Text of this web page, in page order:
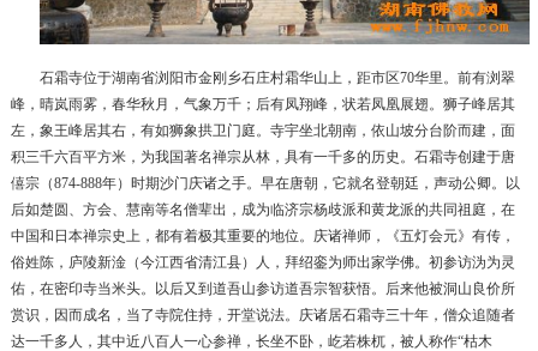
石霜寺位于湖南省浏阳市金刚乡石庄村霜华山上，距市区70华里。前有浏翠
峰，晴岚雨雾，春华秋月，气象万千；后有凤翔峰，状若凤凰展翅。狮子峰居其
左，象王峰居其右，有如狮象拱卫门庭。寺宇坐北朝南，依山坡分台阶而建，面
积三千六百平方米，为我国著名禅宗从林，具有一千多的历史。石霜寺创建于唐
僖宗（874-888年）时期沙门庆诸之手。早在唐朝，它就名登朝廷，声动公卿。以
后如楚圆、方会、慧南等名僧辈出，成为临济宗杨歧派和黄龙派的共同祖庭，在
中国和日本禅宗史上，都有着极其重要的地位。庆诸禅师，《五灯会元》有传，
俗姓陈，庐陵新淦（今江西省清江县）人，拜绍銮为师出家学佛。初参访沩为灵
佑，在密印寺当米头。以后又到道吾山参访道吾宗智获悟。后来他被洞山良价所
赏识，因而成名，当了寺院住持，开堂说法。庆诸居石霜寺三十年，僧众追随者
达一千多人，其中近八百人一心参禅，长坐不卧，屹若株杌，被人称作“枯木